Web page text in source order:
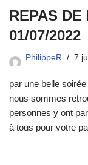
REPAS DE
01/07/2022
PhilippeR 7
par une belle
nous sommes
personnes y ont
à tous pour votre